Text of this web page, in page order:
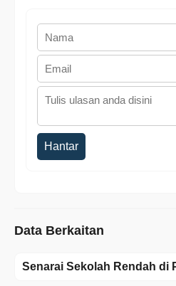
Hantar
Data Berkaitan
Senarai Sekolah Rendah di